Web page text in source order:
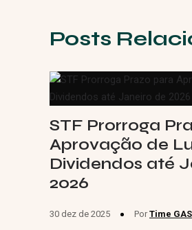
Posts
STF Prorroga
Aprovação de
Dividendos até
2026
30 dez de 2025 Por Time GAS